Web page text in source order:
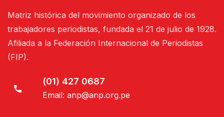
Matriz histórica del movimiento organizado de los
trabajadores periodistas, fundada el 21 de julio de 1928.
Afiliada a la Federación Internacional de Periodistas
(FIP).
(01) 427 0687
Email: anp@anp.org.pe